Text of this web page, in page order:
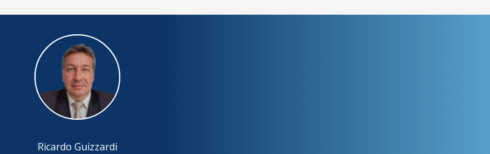
Ricardo Guizzardi